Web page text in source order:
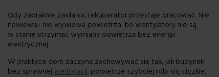
Gdy zabraknie zasilania, rekuperator przestaje pracować. Nie
nawiewa i nie wywiewa powietrza, bo wentylatory nie są
w stanie utrzymać wymiany powietrza bez energii
elektrycznej.
W praktyce dom zaczyna zachowywać się tak, jak budynek
bez sprawnej wentylacji: powietrze szybciej robi się ciężkie,